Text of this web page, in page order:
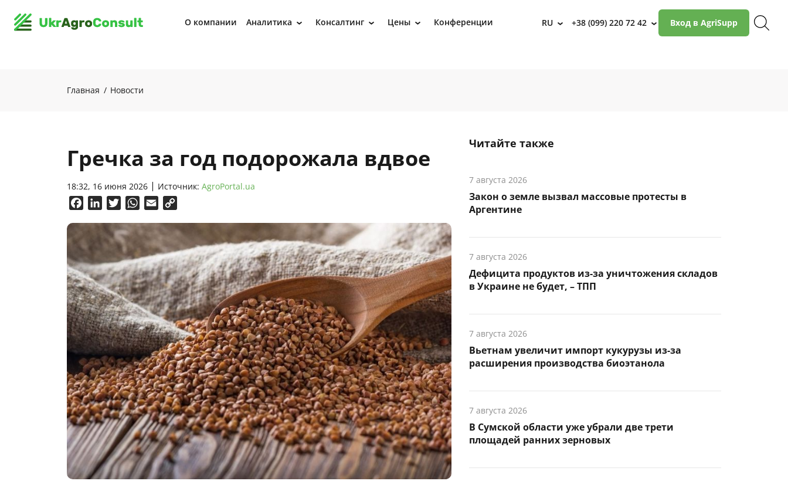
О компании Аналитика › Консалтинг › Цены › Конференции RU › +38 (099) 220 72 42 › Вход в AgriSupp
Главная Новости
Гречка за год подорожала вдвое
18:32, 16 июня 2026 Источник: AgroPortal.ua
FacebookLinkedInTwitterWhatsApp
Email
Читайте также
7 августа 2026
Закон о земле вызвал массовые протесты в
Аргентине
7 августа 2026
Дефицита продуктов из-за уничтожения складов
в Украине не будет, – ТПП
7 августа 2026
Вьетнам увеличит импорт кукурузы из-за
расширения производства биоэтанола
7 августа 2026
В Сумской области уже убрали две трети
площадей ранних зерновых